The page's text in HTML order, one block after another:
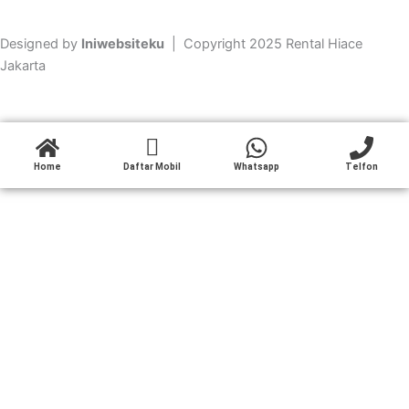
Designed by Iniwebsiteku | Copyright 2025 Rental Hiace
Jakarta
Home Daftar Mobil Whatsapp Telfon